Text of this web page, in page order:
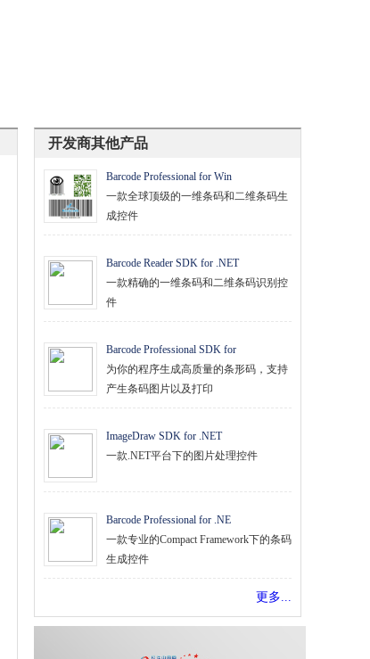
开发商其他产品
Barcode Professional for Win
一款全球顶级的一维条码和二维条码生
成控件
Barcode Reader SDK for .NET
一款精确的一维条码和二维条码识别控
件
Barcode Professional SDK for
为你的程序生成高质量的条形码，支持
产生条码图片以及打印
ImageDraw SDK for .NET
一款.NET平台下的图片处理控件
Barcode Professional for .NE
一款专业的Compact Framework下的条码
生成控件
更多...